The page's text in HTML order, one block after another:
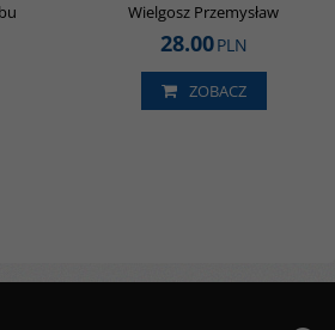
Wielgosz Przemysław
28.00PLN
ZOBACZ